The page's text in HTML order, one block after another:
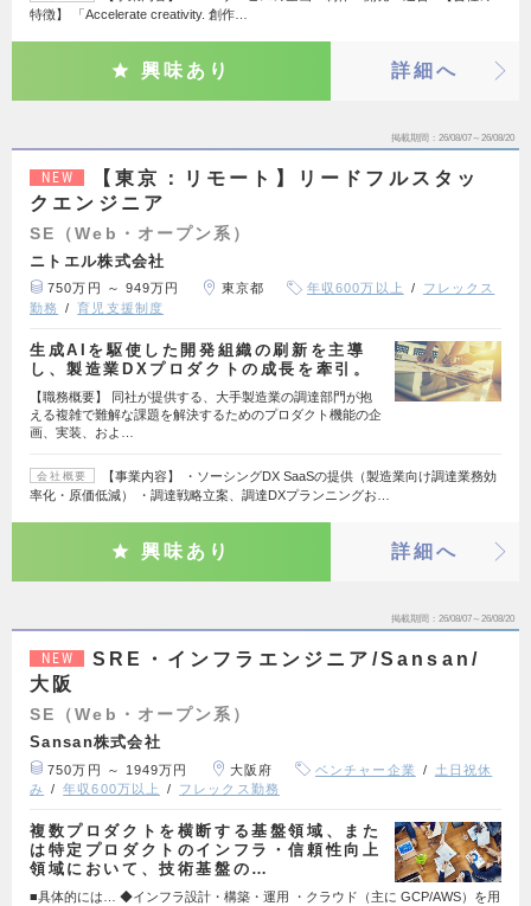
特徴】 「Accelerate creativity. 創作…
興味あり 詳細へ
掲載期間 26/08/07～26/08/20
NEW
【東京：リモート】リードフルスタッ
クエンジニア
SE（Web・オープン系）
ニトエル株式会社
750万円 ～ 949万円 東京都 年収600万以上
フレックス
勤務
育児支援制度
生成AIを駆使した開発組織の刷新を主導
し、製造業DXプロダクトの成長を牽引。
【職務概要】 同社が提供する、大手製造業の調達部門が抱
える複雑で難解な課題を解決するためのプロダクト機能の企
画、実装、およ…
会社概要
【事業内容】 ・ソーシングDX SaaSの提供（製造業向け調達業務効
率化・原価低減） ・調達戦略立案、調達DXプランニングお…
興味あり 詳細へ
掲載期間 26/08/07～26/08/20
NEW
SRE・インフラエンジニア/Sansan/
大阪
SE（Web・オープン系）
Sansan株式会社
750万円 ～ 1949万円 大阪府 ベンチャー企業
土日祝休
み
年収600万以上 フレックス勤務
複数プロダクトを横断する基盤領域、また
は特定プロダクトのインフラ・信頼性向上
領域において、技術基盤の…
■具体的には… ◆インフラ設計・構築・運用 ・クラウド（主に GCP/AWS）を用